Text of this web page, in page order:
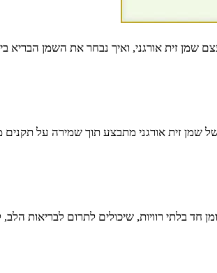
זית אורגני, ואיך נבחר את השמן הבריא
שמן זית אורגני מתבצע תוך שמירה על
חד בלתי רוויות, שיכולים לתרום לבריאות